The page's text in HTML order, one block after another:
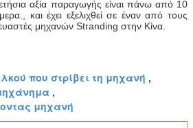
αξία παραγωγής είναι πάνω από 10
και έχει εξελιχθεί σε έναν από τους
μηχανών Stranding στην Κίνα.
που στρίβει τη μηχανή ,
,
μηχανή